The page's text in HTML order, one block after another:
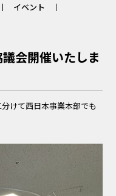
イベント
会開催いたしま
けて西日本事業本部でも